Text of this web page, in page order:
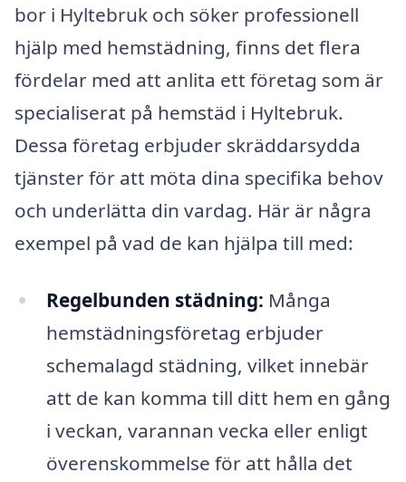
bor i Hyltebruk och söker professionell
hjälp med hemstädning, finns det flera
fördelar med att anlita ett företag som är
specialiserat på hemstäd i Hyltebruk.
Dessa företag erbjuder skräddarsydda
tjänster för att möta dina specifika behov
och underlätta din vardag. Här är några
exempel på vad de kan hjälpa till med:
Regelbunden städning: Många
hemstädningsföretag erbjuder
schemalagd städning, vilket innebär
att de kan komma till ditt hem en gång
i veckan, varannan vecka eller enligt
överenskommelse för att hålla det